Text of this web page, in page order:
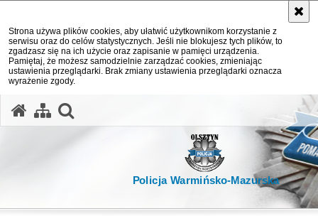
Strona używa plików cookies, aby ułatwić użytkownikom korzystanie z
serwisu oraz do celów statystycznych. Jeśli nie blokujesz tych plików, to
zgadzasz się na ich użycie oraz zapisanie w pamięci urządzenia.
Pamiętaj, że możesz samodzielnie zarządzać cookies, zmieniając
ustawienia przeglądarki. Brak zmiany ustawienia przeglądarki oznacza
wyrażenie zgody.
Policja Warmińsko-Mazurska